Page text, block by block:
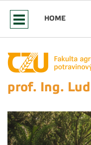
HOME
prof. Ing.